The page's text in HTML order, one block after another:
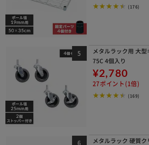
(176)
メタルラック用 大
75C 4個入り
¥2,780
27ポイント(1倍)
(169)
メタルラック 硬質